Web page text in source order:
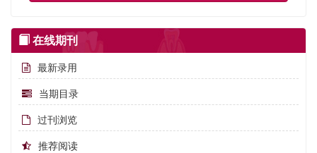
在线期刊
最新录用
当期目录
过刊浏览
推荐阅读